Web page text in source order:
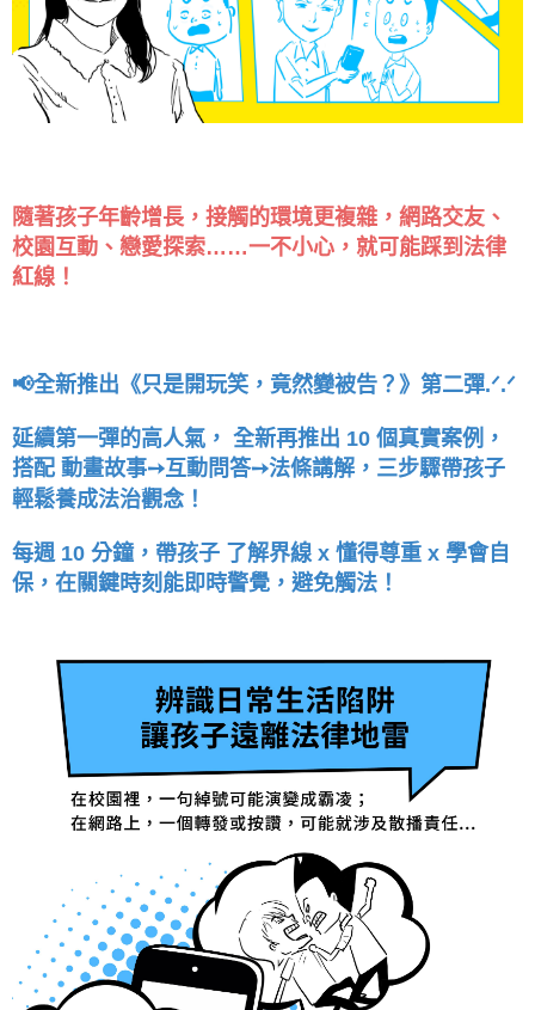
隨著孩子年齡增長，接觸的環境更複雜，網路交友、
校園互動、戀愛探索……一不小心，就可能踩到法律
紅線！
📢全新推出《只是開玩笑，竟然變被告？》第二彈.ᐟ.ᐟ
延續第一彈的高人氣， 全新再推出 10 個真實案例，
搭配 動畫故事➙互動問答➙法條講解，三步驟帶孩子
輕鬆養成法治觀念！
每週 10 分鐘，帶孩子 了解界線 x 懂得尊重 x 學會自
保，在關鍵時刻能即時警覺，避免觸法！